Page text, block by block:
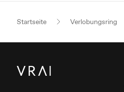
Startseite Verlobungsring